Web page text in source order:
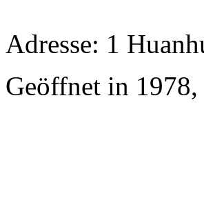
Adresse: 1
Geöffnet in